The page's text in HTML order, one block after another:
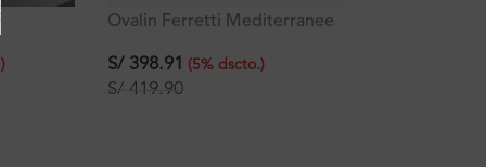
)
Ovalin Ferretti Mediterranee
60x40X22cm
S/ 398.91 (5% dscto.)
S/ 419.90